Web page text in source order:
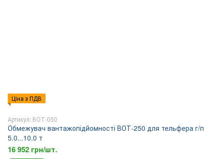
Ціна з ПДВ
Артикул: ВОТ-050
Обмежувач вантажопідйомності ВОТ-250 для тельфера г/п
5.0...10.0 т
16 952 грн/шт.